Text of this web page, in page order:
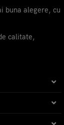
buna alegere, cu
calitate,